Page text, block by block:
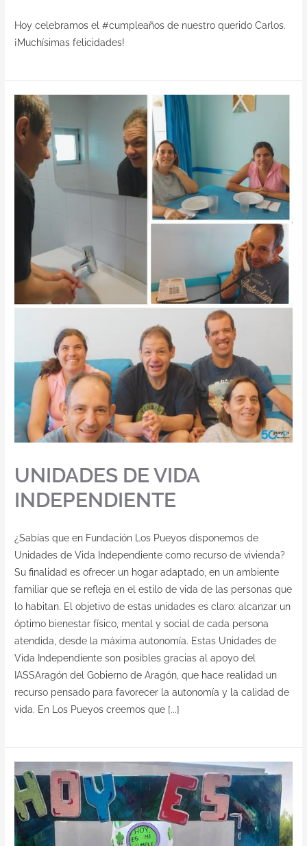
Hoy celebramos el #cumpleaños de nuestro querido Carlos.
¡Muchísimas felicidades!
UNIDADES DE VIDA
INDEPENDIENTE
¿Sabías que en Fundación Los Pueyos disponemos de
Unidades de Vida Independiente como recurso de vivienda?
Su finalidad es ofrecer un hogar adaptado, en un ambiente
familiar que se refleja en el estilo de vida de las personas que
lo habitan. El objetivo de estas unidades es claro: alcanzar un
óptimo bienestar físico, mental y social de cada persona
atendida, desde la máxima autonomía. Estas Unidades de
Vida Independiente son posibles gracias al apoyo del
IASSAragón del Gobierno de Aragón, que hace realidad un
recurso pensado para favorecer la autonomía y la calidad de
vida. En Los Pueyos creemos que [...]